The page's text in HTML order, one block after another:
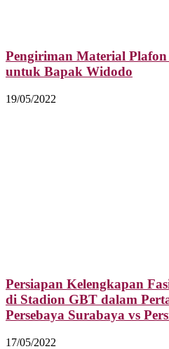
Pengiriman Material
untuk Bapak Widodo
19/05/2022
Persiapan Kelengkapan
di Stadion GBT dalam
Persebaya Surabaya vs
17/05/2022